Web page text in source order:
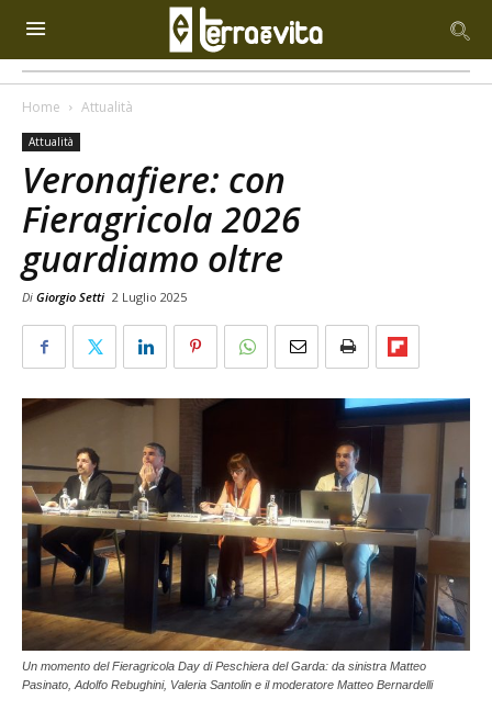
Home Attualità
Attualità
Veronafiere: con
Fieragricola 2026
guardiamo oltre
Di Giorgio Setti 2 Luglio 2025
Un momento del Fieragricola Day di Peschiera del Garda: da sinistra Matteo
Pasinato, Adolfo Rebughini, Valeria Santolin e il moderatore Matteo Bernardelli